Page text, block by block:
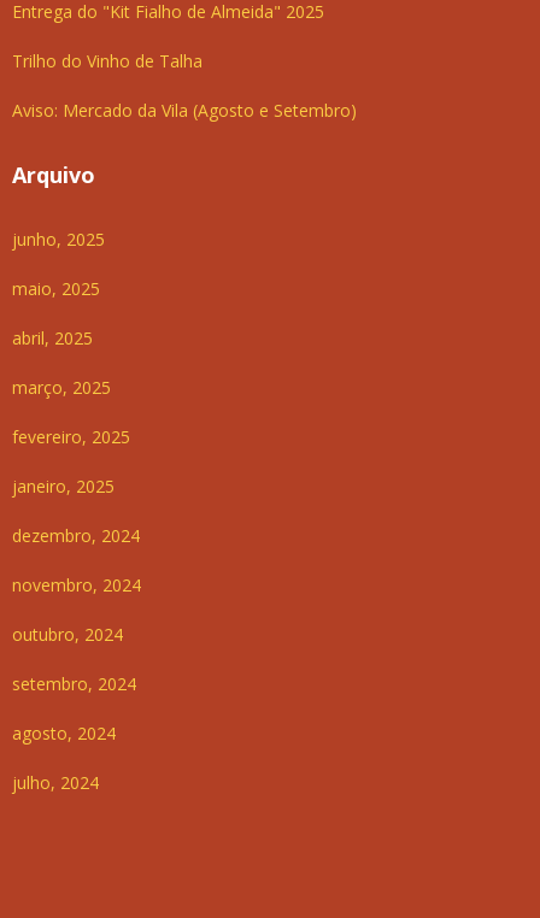
Entrega do "Kit Fialho de Almeida" 2025
Trilho do Vinho de Talha
Aviso: Mercado da Vila (Agosto e Setembro)
Arquivo
junho, 2025
maio, 2025
abril, 2025
março, 2025
fevereiro, 2025
janeiro, 2025
dezembro, 2024
novembro, 2024
outubro, 2024
setembro, 2024
agosto, 2024
julho, 2024